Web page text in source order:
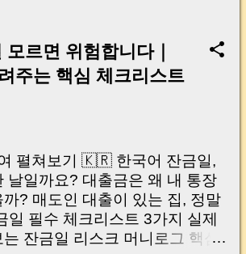
르면 위험합니다｜
주는 핵심 체크리스트
펼쳐보기 🇰🇷 한국어 잔금일,
날일까요? 대출금은 왜 내 통장
? 매도인 대출이 있는 집, 정말
일 필수 체크리스트 3가지 실제
잔금일 리스크 머니로그 핵심